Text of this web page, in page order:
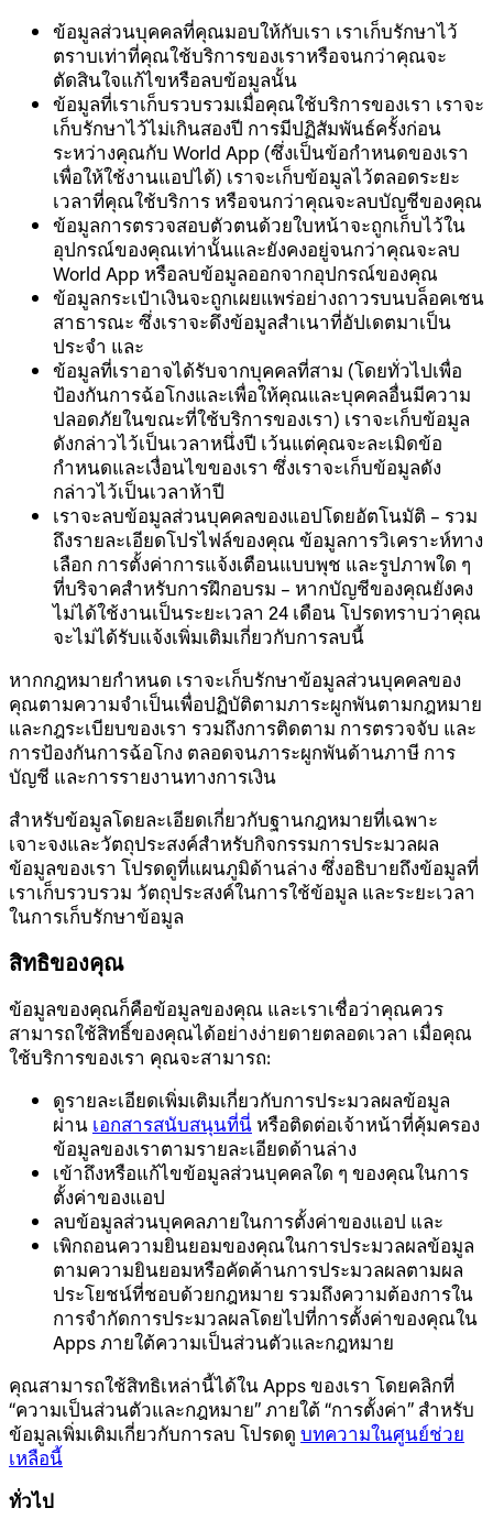
ข้อมูลส่วนบุคคลที่คุณมอบให้กับเรา เราเก็บรักษาไว้
ตราบเท่าที่คุณใช้บริการของเราหรือจนกว่าคุณจะ
ตัดสินใจแก้ไขหรือลบข้อมูลนั้น
ข้อมูลที่เราเก็บรวบรวมเมื่อคุณใช้บริการของเรา เราจะ
เก็บรักษาไว้ไม่เกินสองปี การมีปฏิสัมพันธ์ครั้งก่อน
ระหว่างคุณกับ World App (ซึ่งเป็นข้อกำหนดของเรา
เพื่อให้ใช้งานแอปได้) เราจะเก็บข้อมูลไว้ตลอดระยะ
เวลาที่คุณใช้บริการ หรือจนกว่าคุณจะลบบัญชีของคุณ
ข้อมูลการตรวจสอบตัวตนด้วยใบหน้าจะถูกเก็บไว้ใน
อุปกรณ์ของคุณเท่านั้นและยังคงอยู่จนกว่าคุณจะลบ
World App หรือลบข้อมูลออกจากอุปกรณ์ของคุณ
ข้อมูลกระเป๋าเงินจะถูกเผยแพร่อย่างถาวรบนบล็อคเชน
สาธารณะ ซึ่งเราจะดึงข้อมูลสำเนาที่อัปเดตมาเป็น
ประจำ และ
ข้อมูลที่เราอาจได้รับจากบุคคลที่สาม (โดยทั่วไปเพื่อ
ป้องกันการฉ้อโกงและเพื่อให้คุณและบุคคลอื่นมีความ
ปลอดภัยในขณะที่ใช้บริการของเรา) เราจะเก็บข้อมูล
ดังกล่าวไว้เป็นเวลาหนึ่งปี เว้นแต่คุณจะละเมิดข้อ
กำหนดและเงื่อนไขของเรา ซึ่งเราจะเก็บข้อมูลดัง
กล่าวไว้เป็นเวลาห้าปี
เราจะลบข้อมูลส่วนบุคคลของแอปโดยอัตโนมัติ – รวม
ถึงรายละเอียดโปรไฟล์ของคุณ ข้อมูลการวิเคราะห์ทาง
เลือก การตั้งค่าการแจ้งเตือนแบบพุช และรูปภาพใด ๆ
ที่บริจาคสำหรับการฝึกอบรม – หากบัญชีของคุณยังคง
ไม่ได้ใช้งานเป็นระยะเวลา 24 เดือน โปรดทราบว่าคุณ
จะไม่ได้รับแจ้งเพิ่มเติมเกี่ยวกับการลบนี้
หากกฎหมายกำหนด เราจะเก็บรักษาข้อมูลส่วนบุคคลของ
คุณตามความจำเป็นเพื่อปฏิบัติตามภาระผูกพันตามกฎหมาย
และกฎระเบียบของเรา รวมถึงการติดตาม การตรวจจับ และ
การป้องกันการฉ้อโกง ตลอดจนภาระผูกพันด้านภาษี การ
บัญชี และการรายงานทางการเงิน
สำหรับข้อมูลโดยละเอียดเกี่ยวกับฐานกฎหมายที่เฉพาะ
เจาะจงและวัตถุประสงค์สำหรับกิจกรรมการประมวลผล
ข้อมูลของเรา โปรดดูที่แผนภูมิด้านล่าง ซึ่งอธิบายถึงข้อมูลที่
เราเก็บรวบรวม วัตถุประสงค์ในการใช้ข้อมูล และระยะเวลา
ในการเก็บรักษาข้อมูล
สิทธิของคุณ
ข้อมูลของคุณก็คือข้อมูลของคุณ และเราเชื่อว่าคุณควร
สามารถใช้สิทธิ์ของคุณได้อย่างง่ายดายตลอดเวลา เมื่อคุณ
ใช้บริการของเรา คุณจะสามารถ:
ดูรายละเอียดเพิ่มเติมเกี่ยวกับการประมวลผลข้อมูล
ผ่าน เอกสารสนับสนุนที่นี่ หรือติดต่อเจ้าหน้าที่คุ้มครอง
ข้อมูลของเราตามรายละเอียดด้านล่าง
เข้าถึงหรือแก้ไขข้อมูลส่วนบุคคลใด ๆ ของคุณในการ
ตั้งค่าของแอป
ลบข้อมูลส่วนบุคคลภายในการตั้งค่าของแอป และ
เพิกถอนความยินยอมของคุณในการประมวลผลข้อมูล
ตามความยินยอมหรือคัดค้านการประมวลผลตามผล
ประโยชน์ที่ชอบด้วยกฎหมาย รวมถึงความต้องการใน
การจำกัดการประมวลผลโดยไปที่การตั้งค่าของคุณใน
Apps ภายใต้ความเป็นส่วนตัวและกฎหมาย
คุณสามารถใช้สิทธิเหล่านี้ได้ใน Apps ของเรา โดยคลิกที่
“ความเป็นส่วนตัวและกฎหมาย” ภายใต้ “การตั้งค่า” สำหรับ
ข้อมูลเพิ่มเติมเกี่ยวกับการลบ โปรดดู บทความในศูนย์ช่วย
เหลือนี้
ทั่วไป